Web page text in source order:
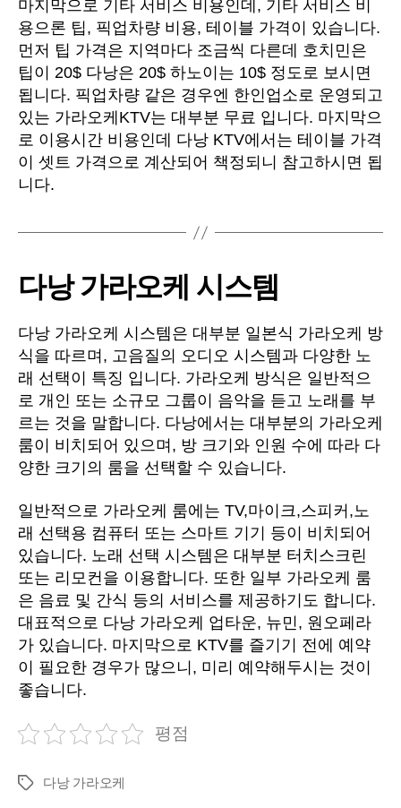
마지막으로 기타 서비스 비용인데, 기타 서비스 비
용으론 팁, 픽업차량 비용, 테이블 가격이 있습니다.
먼저 팁 가격은 지역마다 조금씩 다른데 호치민은
팁이 20$ 다낭은 20$ 하노이는 10$ 정도로 보시면
됩니다. 픽업차량 같은 경우엔 한인업소로 운영되고
있는 가라오케KTV는 대부분 무료 입니다. 마지막으
로 이용시간 비용인데 다낭 KTV에서는 테이블 가격
이 셋트 가격으로 계산되어 책정되니 참고하시면 됩
니다.
다낭 가라오케 시스템
다낭 가라오케 시스템은 대부분 일본식 가라오케 방
식을 따르며, 고음질의 오디오 시스템과 다양한 노
래 선택이 특징 입니다. 가라오케 방식은 일반적으
로 개인 또는 소규모 그룹이 음악을 듣고 노래를 부
르는 것을 말합니다. 다낭에서는 대부분의 가라오케
룸이 비치되어 있으며, 방 크기와 인원 수에 따라 다
양한 크기의 룸을 선택할 수 있습니다.
일반적으로 가라오케 룸에는 TV,마이크,스피커,노
래 선택용 컴퓨터 또는 스마트 기기 등이 비치되어
있습니다. 노래 선택 시스템은 대부분 터치스크린
또는 리모컨을 이용합니다. 또한 일부 가라오케 룸
은 음료 및 간식 등의 서비스를 제공하기도 합니다.
대표적으로 다낭 가라오케 업타운, 뉴민, 원오페라
가 있습니다. 마지막으로 KTV를 즐기기 전에 예약
이 필요한 경우가 많으니, 미리 예약해두시는 것이
좋습니다.
평점
Tags 다낭 가라오케